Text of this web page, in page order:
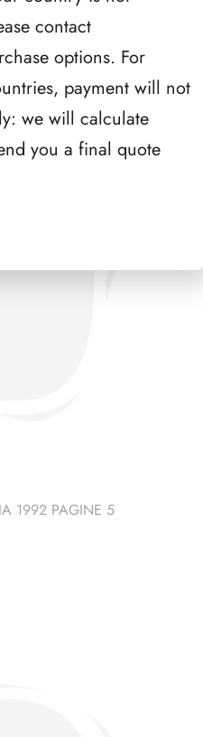
1985/1992
1992 PAGINE 5
contact
options. For
payment will not
we will calculate
you a final quote